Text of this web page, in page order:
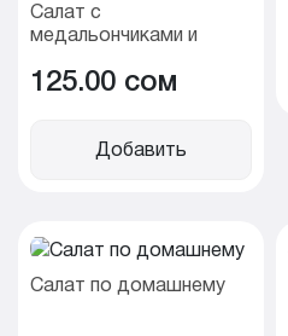
Салат с
медальончиками и
шишек
125.00 cом
Добавить
Салат по домашнему